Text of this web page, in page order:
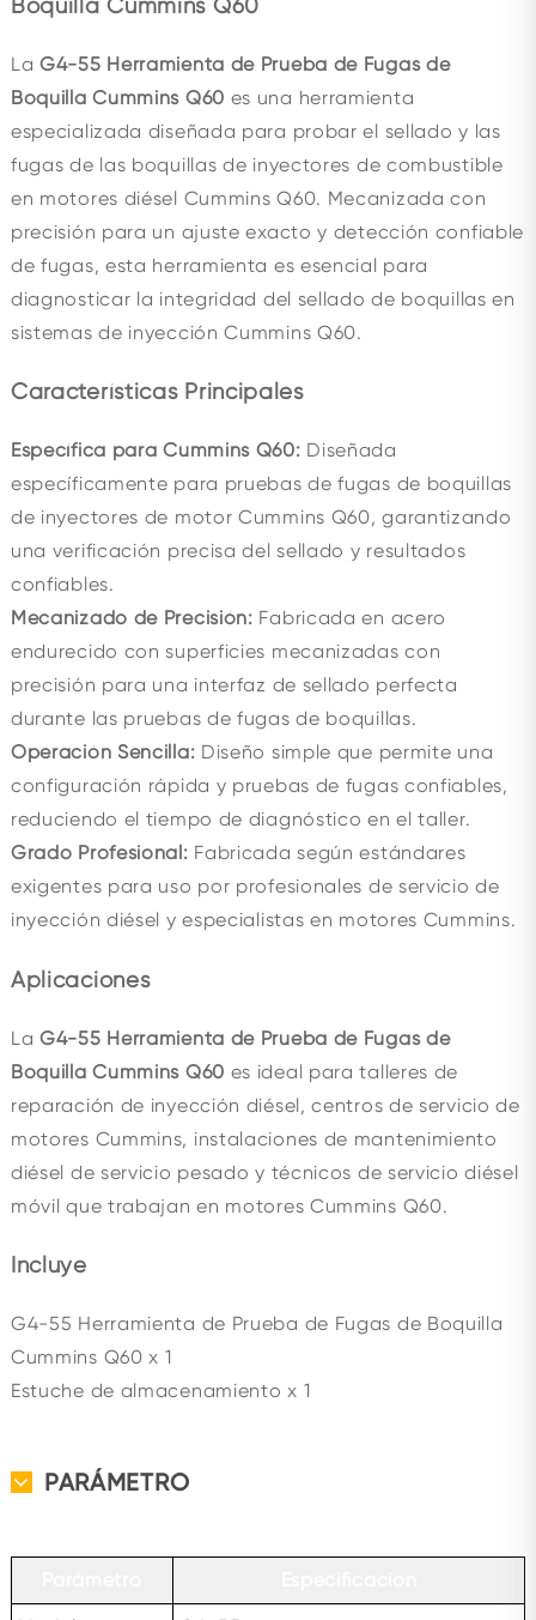
Boquilla Cummins Q60
LaG4-55 Herramienta de Prueba de Fugas de
Boquilla Cummins Q60 es una herramienta
especializada diseñada para probar el sellado y las
fugas de las boquillas de inyectores de combustible
en motores diésel Cummins Q60. Mecanizada con
precisión para un ajuste exacto y detección confiable
de fugas, esta herramienta es esencial para
diagnosticar la integridad del sellado de boquillas en
sistemas de inyección Cummins Q60.
Características Principales
Específica para Cummins Q60: Diseñada
específicamente para pruebas de fugas de boquillas
de inyectores de motor Cummins Q60, garantizando
una verificación precisa del sellado y resultados
confiables.
Mecanizado de Precisión: Fabricada en acero
endurecido con superficies mecanizadas con
precisión para una interfaz de sellado perfecta
durante las pruebas de fugas de boquillas.
Operación Sencilla: Diseño simple que permite una
configuración rápida y pruebas de fugas confiables,
reduciendo el tiempo de diagnóstico en el taller.
Grado Profesional: Fabricada según estándares
exigentes para uso por profesionales de servicio de
inyección diésel y especialistas en motores Cummins.
Aplicaciones
LaG4-55 Herramienta de Prueba de Fugas de
Boquilla Cummins Q60 es ideal para talleres de
reparación de inyección diésel, centros de servicio de
motores Cummins, instalaciones de mantenimiento
diésel de servicio pesado y técnicos de servicio diésel
móvil que trabajan en motores Cummins Q60.
Incluye
G4-55 Herramienta de Prueba de Fugas de Boquilla
Cummins Q60 x 1
Estuche de almacenamiento x 1
PARÁMETRO